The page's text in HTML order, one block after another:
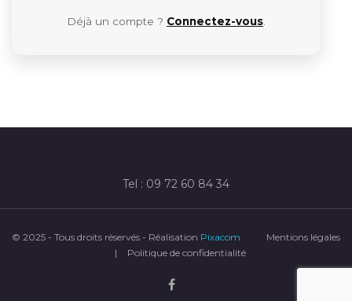
Déjà un compte ? Connectez-vous.
Tel : 09 72 60 84 34
© 2025 - Tous droits réservés - Réalisation Pixacom
Mentions légales
|
Politique de confidentialité